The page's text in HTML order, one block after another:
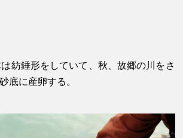
紡錘形をしていて、秋、故郷の川をさ
底に産卵する。